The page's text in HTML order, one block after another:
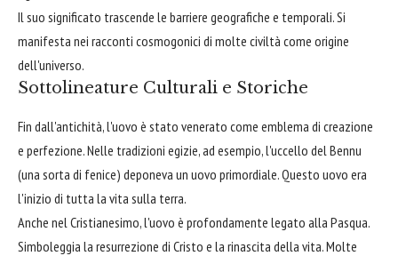
Il suo significato trascende le barriere geografiche e temporali. Si
manifesta nei racconti cosmogonici di molte civiltà come origine
dell'universo.
Sottolineature Culturali e Storiche
Fin dall'antichità, l'uovo è stato venerato come emblema di creazione
e perfezione. Nelle tradizioni egizie, ad esempio, l'uccello del Bennu
(una sorta di fenice) deponeva un uovo primordiale. Questo uovo era
l'inizio di tutta la vita sulla terra.
Anche nel Cristianesimo, l'uovo è profondamente legato alla Pasqua.
Simboleggia la resurrezione di Cristo e la rinascita della vita. Molte